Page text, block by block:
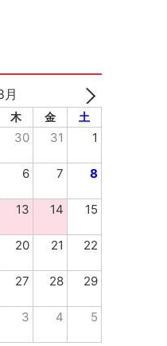
木 金 土
30 31 1
6 7 8
13 14 15
20 21 22
27 28 29
3 4 5